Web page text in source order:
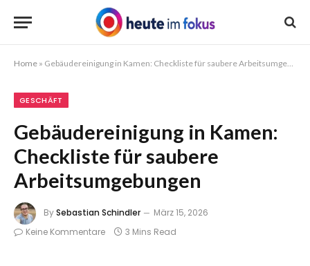
Home » Gebäudereinigung in Kamen: Checkliste für saubere Arbeitsumgebungen
GESCHÄFT
Gebäudereinigung in Kamen:
Checkliste für saubere
Arbeitsumgebungen
BySebastian Schindler
März 15, 2026
Keine Kommentare
3 Mins Read